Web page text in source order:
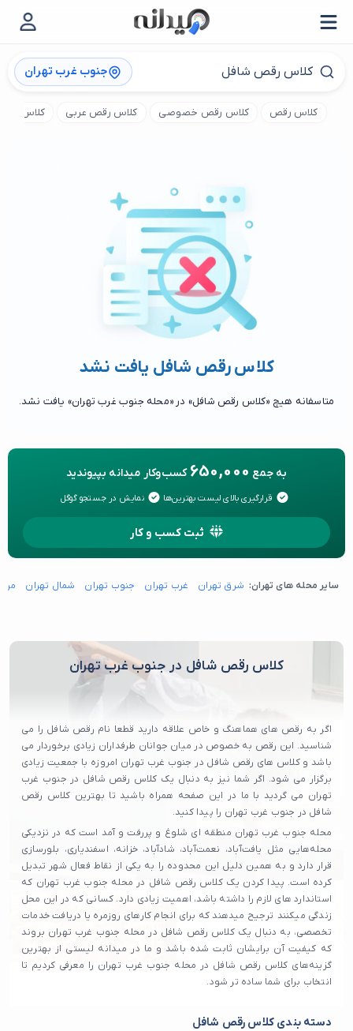
جنوب غرب تهران
کلاس رقص کلاس رقص خصوصی کلاس رقص عربی کلاس رقص
کلاس رقص شافل یافت نشد
متاسفانه هیچ «کلاس رقص شافل» در «محله جنوب غرب تهران» یافت نشد.
به جمع 650,000 کسب‌وکار میدانه بپیوندید
قرارگیری بالای لیست بهترین‌ها نمایش در جستجو گوگل
ثبت کسب و کار
سایر محله های تهران: شرق تهران غرب تهران جنوب تهران شمال تهران
کلاس رقص شافل در جنوب غرب تهران
اگر به رقص های هماهنگ و خاص علاقه دارید قطعا نام رقص شافل را می
شناسید. این رقص به خصوص در میان جوانان طرفداران زیادی برخوردار می
باشد و کلاس های رقص شافل در جنوب غرب تهران امروزه با جمعیت زیادی
برگزار می شود. اگر شما نیز به دنبال یک کلاس رقص شافل در جنوب غرب
تهران می گردید با ما در این صفحه همراه باشید تا بهترین کلاس رقص
شافل در جنوب غرب تهران را پیدا کنید.
محله جنوب غرب تهران منطقه ای شلوغ و پررفت و آمد است که در نزدیکی
محله‌هایی مثل یافت‌آباد، نعمت‌آباد، شادآباد، خزانه، اسفندیاری، بلورسازی
قرار دارد و به همین دلیل این محدوده را به یکی از نقاط فعال شهر تبدیل
کرده است. پیدا کردن یک کلاس رقص شافل در محله جنوب غرب تهران که
استاندارد های لازم را داشته باشد، اهمیت زیادی دارد. کسانی که در این محل
زندگی میکنند ترجیح میدهند که برای انجام کارهای روزمره یا دریافت خدمات
تخصصی، به دنبال یک کلاس رقص شافل در محله جنوب غرب تهران بروند
که کیفیت آن برایشان ثابت شده باشد و ما در میدانه لیستی از بهترین
گزینه‌های کلاس رقص شافل در محله جنوب غرب تهران را معرفی کردیم تا
انتخاب برای شما ساده‌ تر شود.
دسته بندی کلاس رقص شافل